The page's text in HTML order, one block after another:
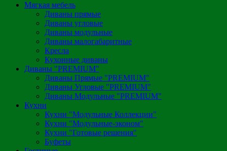
Мягкая мебель
Диваны прямые
Диваны угловые
Диваны модульные
Диваны малогабаритные
Кресла
Кухонные диваны
Диваны "PREMIUM"
Диваны Прямые "PREMIUM"
Диваны Угловые "PREMIUM"
Диваны Модульные "PREMIUM"
Кухни
Кухни "Модульные Коллекции"
Кухни "Модульные-эконом"
Кухни "Готовые решения"
Буфеты